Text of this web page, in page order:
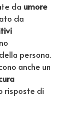
da umore
da
persona.
anche un
risposte di